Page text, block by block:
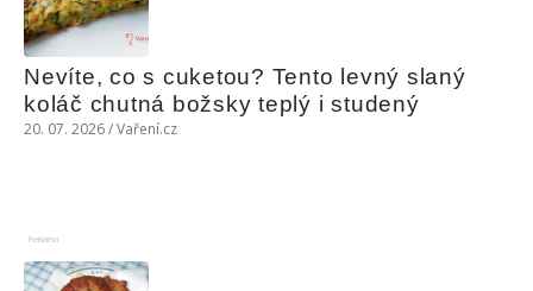
Nevíte, co s cuketou? Tento levný slaný
koláč chutná božsky teplý i studený
20. 07. 2026 / Vaření.cz
Reklama